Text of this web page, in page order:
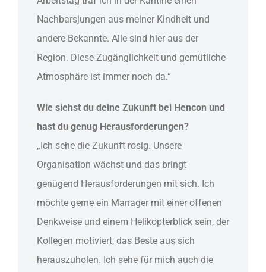
Nachbarsjungen aus meiner Kindheit und
andere Bekannte. Alle sind hier aus der
Region. Diese Zugänglichkeit und gemütliche
Atmosphäre ist immer noch da.“
Wie siehst du deine Zukunft bei Hencon und
hast du genug Herausforderungen?
„Ich sehe die Zukunft rosig. Unsere
Organisation wächst und das bringt
genügend Herausforderungen mit sich. Ich
möchte gerne ein Manager mit einer offenen
Denkweise und einem Helikopterblick sein, der
Kollegen motiviert, das Beste aus sich
herauszuholen. Ich sehe für mich auch die